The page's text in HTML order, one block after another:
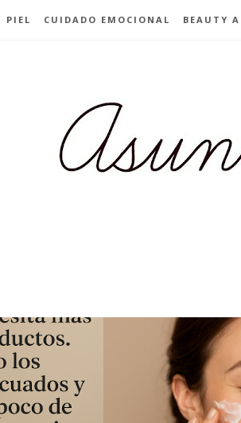
PIEL CUIDADO EMOCIONAL BEAUTY